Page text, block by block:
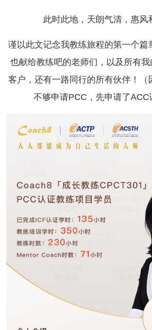
此时此地，天朗气清，惠风
谨以此文记念我教练旅程的第一个篇
也献给教练吧的老师们，以及所有
客户，还有一路同行的所有伙伴！（
不够申请PCC，先申请了ACC